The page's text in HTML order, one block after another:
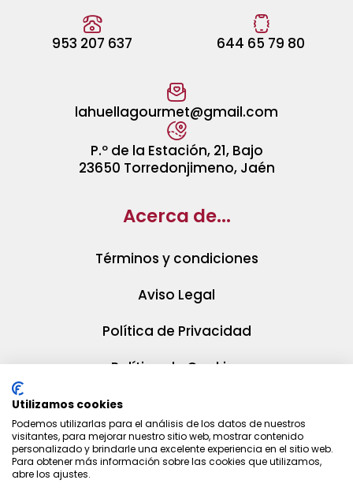
953 207 637 644 65 79 80
lahuellagourmet@gmail.com
P.º de la Estación, 21, Bajo
23650 Torredonjimeno, Jaén
Acerca de...
Términos y condiciones
Aviso Legal
Política de Privacidad
Política de Cookies
Utilizamos cookies
Podemos utilizarlas para el análisis de los datos de nuestros
visitantes, para mejorar nuestro sitio web, mostrar contenido
personalizado y brindarle una excelente experiencia en el sitio web.
Para obtener más información sobre las cookies que utilizamos,
abre los ajustes.